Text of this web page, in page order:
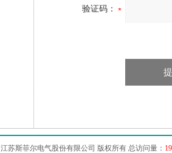
验证码：
江苏斯菲尔电气股份有限公司 版权所有 总访问量：